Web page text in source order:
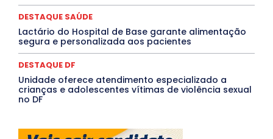
DESTAQUE SAÚDE
Lactário do Hospital de Base garante alimentação
segura e personalizada aos pacientes
DESTAQUE DF
Unidade oferece atendimento especializado a
crianças e adolescentes vítimas de violência sexual
no DF